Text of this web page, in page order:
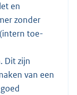
en
zonder
toe­
. Dit zijn
van een